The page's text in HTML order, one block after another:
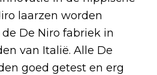
laarzen worden
De Niro fabriek in
van Italië. Alle De
goed getest en erg